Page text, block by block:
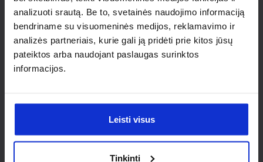
analizuoti srautą. Be to, svetainės naudojimo informaciją
bendriname su visuomeninės medijos, reklamavimo ir
analizės partneriais, kurie gali ją pridėti prie kitos jūsų
pateiktos arba naudojant paslaugas surinktos
informacijos.
Leisti visus
Tinkinti
Susisiek su mumis dėl
nestandartinio produkto aptarimo.
Susisiekti